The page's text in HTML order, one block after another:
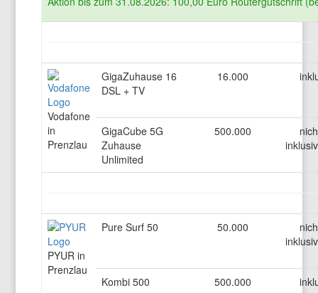
Vodafone
in
Prenzlau
GigaZuhause 16
DSL + TV
16.000
GigaCube 5G
Zuhause
Unlimited
500.000
PYUR in
Prenzlau
Pure Surf 50 50.000
Kombi 500 500.000